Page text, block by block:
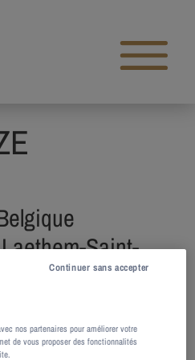
Open main menu
Saint-
et à Shanghai,
carrière dans les
nos partenaires pour améliorer votre
de vous proposer des fonctionnalités
Continuer sans accepter